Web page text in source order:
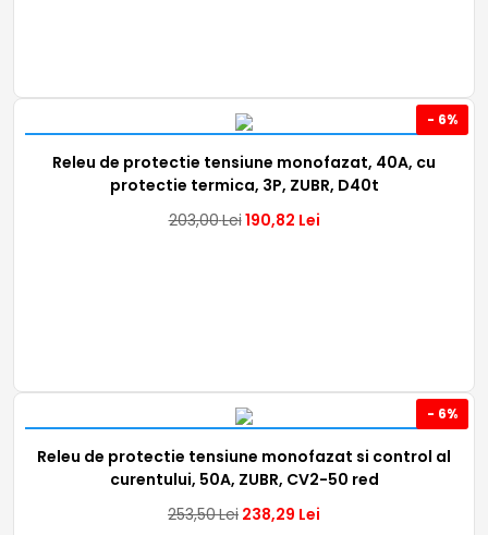
- 6%
Releu de protectie tensiune monofazat, 40A, cu
protectie termica, 3P, ZUBR, D40t
203,00Lei190,82 Lei
- 6%
Releu de protectie tensiune monofazat si control al
curentului, 50A, ZUBR, CV2-50 red
253,50Lei 238,29 Lei